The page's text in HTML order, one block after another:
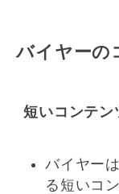
バイヤーの
短いコンテン
バイヤー
る短いコ